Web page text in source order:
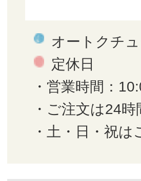
オートクチ
定休日
・営業時間：
・ご注文は24
・土・日・祝